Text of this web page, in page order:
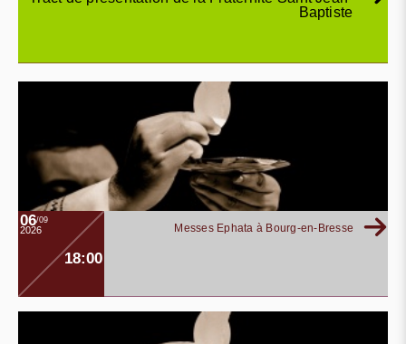
Baptiste
06/09
2026
18:00
Messes Ephata à Bourg-en-Bresse